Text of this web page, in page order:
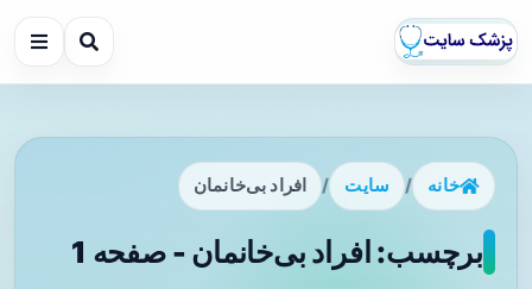
خانه / سایت / افراد بی‌خانمان
برچسب: افراد بی‌خانمان - صفحه 1